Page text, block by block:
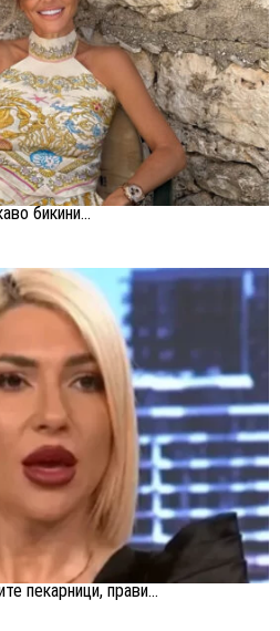
бикини...
пекарници, прави...